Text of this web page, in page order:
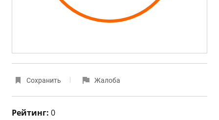
Сохранить Жалоба
Рейтинг: 0